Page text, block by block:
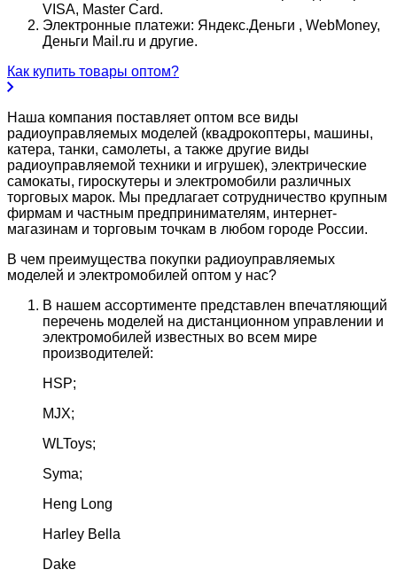
VISA, Master Card.
Электронные платежи: Яндекс.Деньги , WebMoney,
Деньги Mail.ru и другие.
Как купить товары оптом?
Наша компания поставляет оптом все виды
радиоуправляемых моделей (квадрокоптеры, машины,
катера, танки, самолеты, а также другие виды
радиоуправляемой техники и игрушек), электрические
самокаты, гироскутеры и электромобили различных
торговых марок. Мы предлагает сотрудничество крупным
фирмам и частным предпринимателям, интернет-
магазинам и торговым точкам в любом городе России.
В чем преимущества покупки радиоуправляемых
моделей и электромобилей оптом у нас?
В нашем ассортименте представлен впечатляющий
перечень моделей на дистанционном управлении и
электромобилей известных во всем мире
производителей:
HSP;
MJX;
WLToys;
Syma;
Heng Long
Harley Bella
Dake